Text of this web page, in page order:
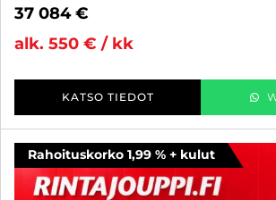
37 084 €
alk. 550 € / kk
KATSO TIEDOT
Rahoituskorko 1,99 % + kulut